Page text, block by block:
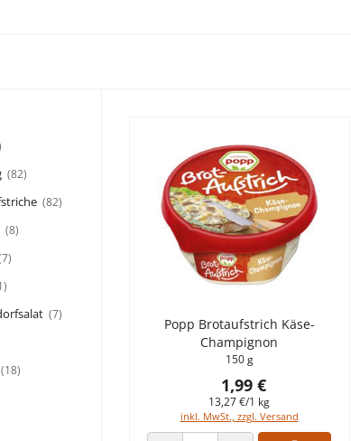
(82)
(82)
(8)
(7)
(18)
Popp Brotaufstrich Käse-
Champignon
150 g
1,99 €
13,27 €/1 kg
inkl. MwSt., zzgl. Versand